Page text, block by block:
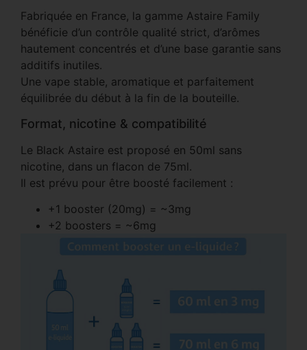
Fabriquée en France, la gamme Astaire Family
bénéficie d’un contrôle qualité strict, d’arômes
hautement concentrés et d’une base garantie sans
additifs inutiles.
Une vape stable, aromatique et parfaitement
équilibrée du début à la fin de la bouteille.
Format, nicotine & compatibilité
Le Black Astaire est proposé en 50ml sans
nicotine, dans un flacon de 75ml.
Il est prévu pour être boosté facilement :
+1 booster (20mg) = ~3mg
+2 boosters = ~6mg